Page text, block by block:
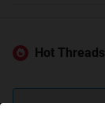
Hot Threads